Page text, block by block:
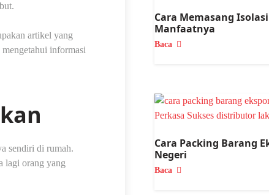
artikel yang
informasi
sendiri di rumah.
lagi orang yang
Cara Memasang
Manfaatnya
Baca
Cara Packing Barang
Negeri
Baca